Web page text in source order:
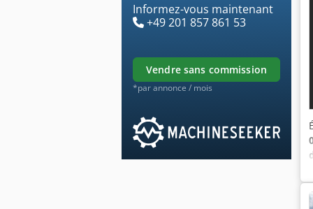
Informez-vous maintenant
+49 201 857 861 53
vendre sans commission
*par annonce / mois